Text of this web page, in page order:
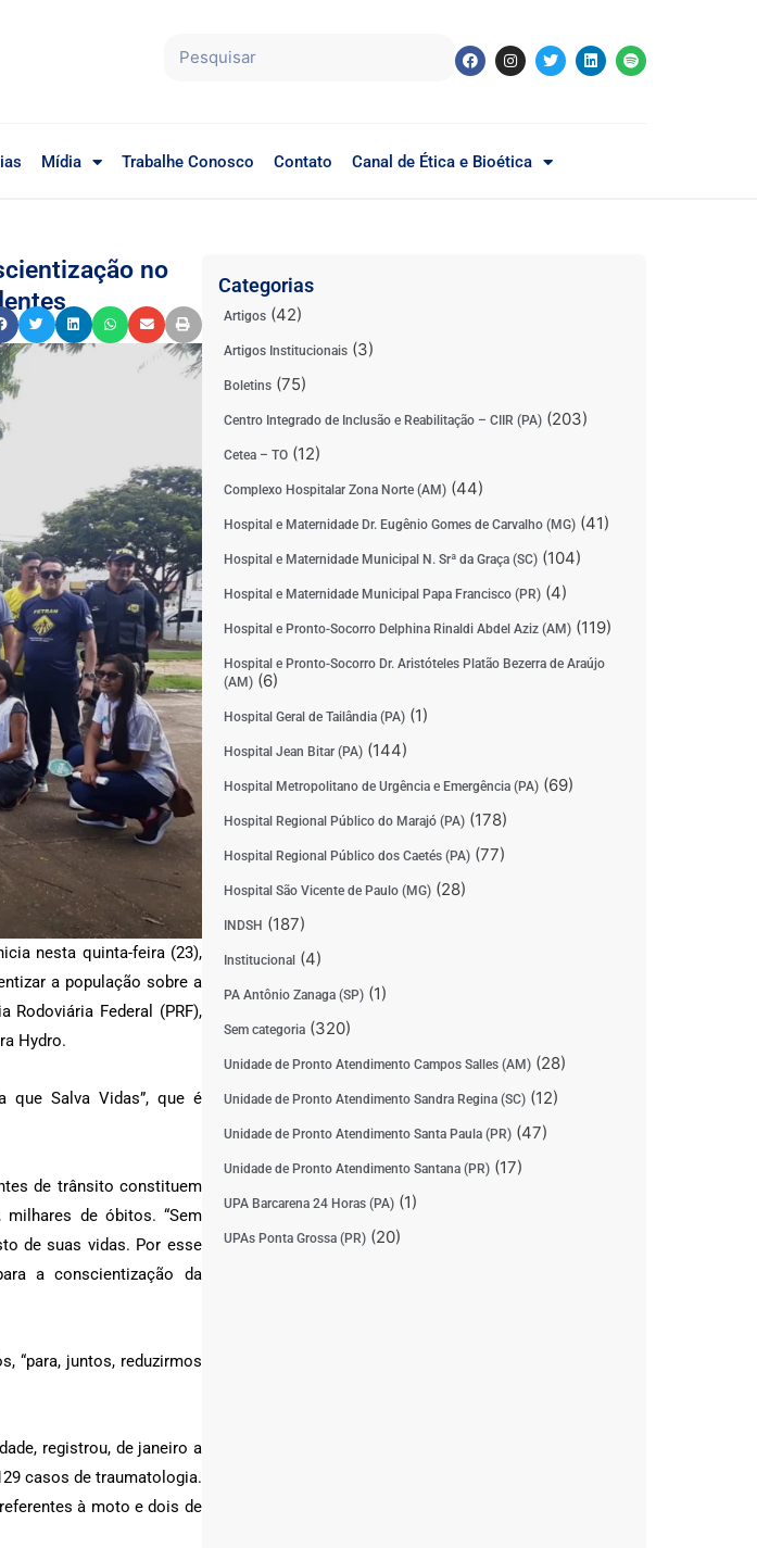
Mídia Trabalhe Conosco Contato Canal de Ética e Bioética
no
nesta quinta-feira (23),
a população sobre a
Federal (PRF),
Hydro.
que Salva Vidas”, que é
de trânsito constituem
milhares de óbitos. “Sem
de suas vidas. Por esse
a conscientização da
“para, juntos, reduzirmos
registrou, de janeiro a
casos de traumatologia.
à moto e dois de
Categorias
Artigos(42)
Artigos Institucionais(3)
Boletins(75)
Centro Integrado de Inclusão e Reabilitação – CIIR (PA)(203)
Cetea – TO(12)
Complexo Hospitalar Zona Norte (AM)(44)
Hospital e Maternidade Dr. Eugênio Gomes de Carvalho (MG)(41)
Hospital e Maternidade Municipal N. Srª da Graça (SC)(104)
Hospital e Maternidade Municipal Papa Francisco (PR)(4)
Hospital e Pronto-Socorro Delphina Rinaldi Abdel Aziz (AM)(119)
Hospital e Pronto-Socorro Dr. Aristóteles Platão Bezerra de Araújo
(AM)(6)
Hospital Geral de Tailândia (PA)(1)
Hospital Jean Bitar (PA)(144)
Hospital Metropolitano de Urgência e Emergência (PA)(69)
Hospital Regional Público do Marajó (PA)(178)
Hospital Regional Público dos Caetés (PA)(77)
Hospital São Vicente de Paulo (MG)(28)
INDSH (187)
Institucional(4)
PA Antônio Zanaga (SP)(1)
Sem categoria(320)
Unidade de Pronto Atendimento Campos Salles (AM)(28)
Unidade de Pronto Atendimento Sandra Regina (SC)(12)
Unidade de Pronto Atendimento Santa Paula (PR)(47)
Unidade de Pronto Atendimento Santana (PR)(17)
UPA Barcarena 24 Horas (PA)(1)
UPAs Ponta Grossa (PR)(20)